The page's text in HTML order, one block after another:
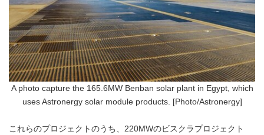
A photo capture the 165.6MW Benban solar plant in Egypt, which
uses Astronergy solar module products. [Photo/Astronergy]
これらのプロジェクトのうち、220MWのビスクラプロジェクト